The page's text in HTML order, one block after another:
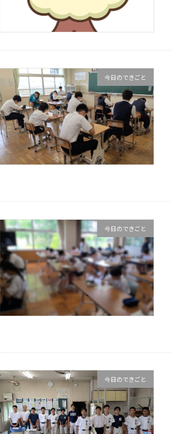
今日のできごと
今日のできごと
今日のできごと